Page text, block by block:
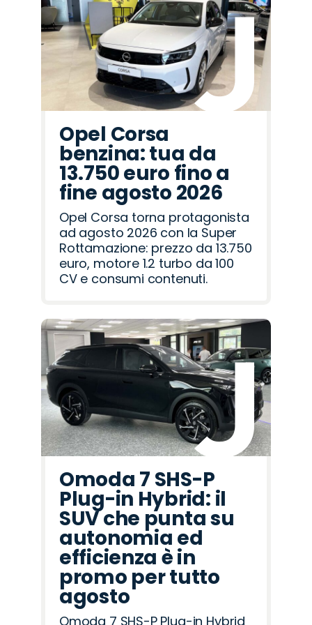
Mazda
Hyundai
Cupra
Omoda
Citroën
Jeep
Alfa
Romeo
Jaecoo
Abarth
Seat
Opel
Fiat
Peugeot
Lancia
Land
Rover
Opel Corsa
benzina: tua da
13.750 euro fino a
fine agosto 2026
Opel Corsa torna protagonista
ad agosto 2026 con la Super
Rottamazione: prezzo da 13.750
euro, motore 1.2 turbo da 100
CV e consumi contenuti.
Omoda 7 SHS-P
Plug-in Hybrid: il
SUV che punta su
autonomia ed
efficienza è in
promo per tutto
agosto
Omoda 7 SHS-P Plug-in Hybrid